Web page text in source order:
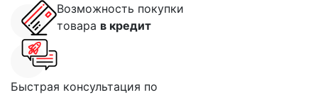
Возможность покупки
товара в кредит
Быстрая консультация по